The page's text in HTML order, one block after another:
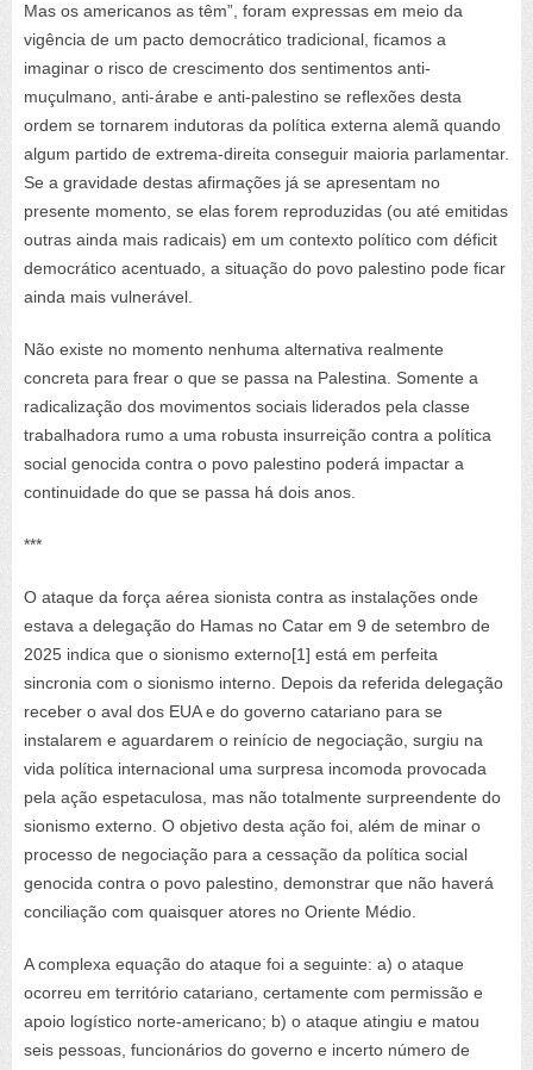
Mas os americanos as têm”, foram expressas em meio da
vigência de um pacto democrático tradicional, ficamos a
imaginar o risco de crescimento dos sentimentos anti-
muçulmano, anti-árabe e anti-palestino se reflexões desta
ordem se tornarem indutoras da política externa alemã quando
algum partido de extrema-direita conseguir maioria parlamentar.
Se a gravidade destas afirmações já se apresentam no
presente momento, se elas forem reproduzidas (ou até emitidas
outras ainda mais radicais) em um contexto político com déficit
democrático acentuado, a situação do povo palestino pode ficar
ainda mais vulnerável.
Não existe no momento nenhuma alternativa realmente
concreta para frear o que se passa na Palestina. Somente a
radicalização dos movimentos sociais liderados pela classe
trabalhadora rumo a uma robusta insurreição contra a política
social genocida contra o povo palestino poderá impactar a
continuidade do que se passa há dois anos.
***
O ataque da força aérea sionista contra as instalações onde
estava a delegação do Hamas no Catar em 9 de setembro de
2025 indica que o sionismo externo[1] está em perfeita
sincronia com o sionismo interno. Depois da referida delegação
receber o aval dos EUA e do governo catariano para se
instalarem e aguardarem o reinício de negociação, surgiu na
vida política internacional uma surpresa incomoda provocada
pela ação espetaculosa, mas não totalmente surpreendente do
sionismo externo. O objetivo desta ação foi, além de minar o
processo de negociação para a cessação da política social
genocida contra o povo palestino, demonstrar que não haverá
conciliação com quaisquer atores no Oriente Médio.
A complexa equação do ataque foi a seguinte: a) o ataque
ocorreu em território catariano, certamente com permissão e
apoio logístico norte-americano; b) o ataque atingiu e matou
seis pessoas, funcionários do governo e incerto número de